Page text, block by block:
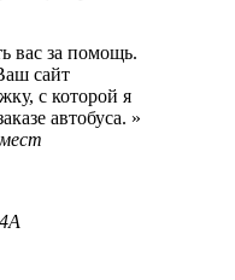
вас за помощь.
сайт
с которой я
автобуса.